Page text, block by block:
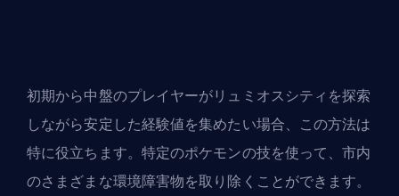
初期から中盤のプレイヤーがリュミオスシティを探索
しながら安定した経験値を集めたい場合、この方法は
特に役立ちます。特定のポケモンの技を使って、市内
のさまざまな環境障害物を取り除くことができます。